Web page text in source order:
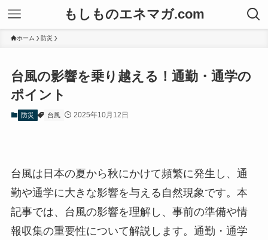
もしものエネマガ.com
ホーム 防災
台風の影響を乗り越える！通勤・通学の
ポイント
防災 台風 2025年10月12日
台風は日本の夏から秋にかけて頻繁に発生し、通
勤や通学に大きな影響を与える自然現象です。本
記事では、台風の影響を理解し、事前の準備や情
報収集の重要性について解説します。通勤・通学